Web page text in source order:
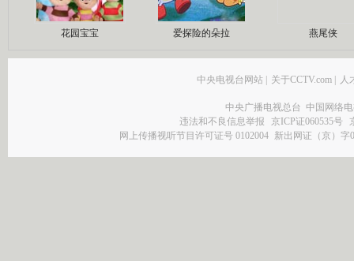
花园宝宝 爱探险的朵拉 燕尾侠
中央电视台网站 | 关于CCTV.com | 人
中央广播电视总台 中国网络
违法和不良信息举报
京ICP证060535号
网上传播视听节目许可证号 0102004 新出网证（京）